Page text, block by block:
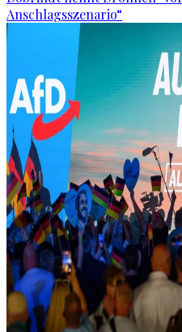
Anschlagsszenario“